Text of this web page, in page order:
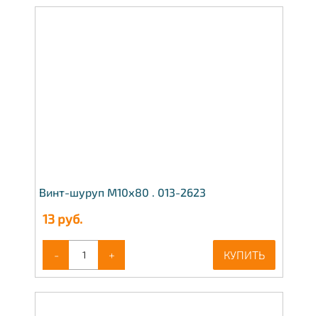
Винт-шуруп М10х80 . 013-2623
13 руб.
- + КУПИТЬ